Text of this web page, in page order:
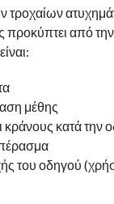
τροχαίων
από την
μέθης
κατά την
του οδηγού